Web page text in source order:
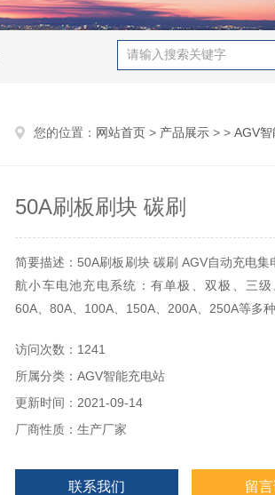
您的位置： 网站首页 > 产品展示 > > AGV
50A刷板刷块 碳刷
简要描述：50A刷板刷块 碳刷 AGV自动充电
航小车电池充电系统：有单极、双极、三级
60A、80A、100A、150A、200A、250A等多
访问次数：1241
所属分类：AGV智能充电站
更新时间：2021-09-14
厂商性质：生产厂家
联系我们 留